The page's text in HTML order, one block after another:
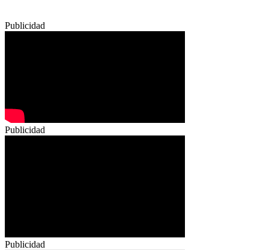
Publicidad
Publicidad
Publicidad